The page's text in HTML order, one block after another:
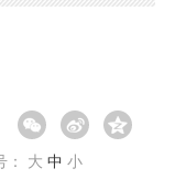
： 大 中 小